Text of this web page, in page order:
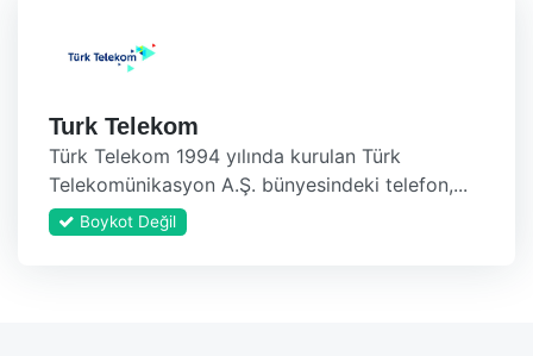
Turk Telekom
Türk Telekom 1994 yılında kurulan Türk
Telekomünikasyon A.Ş. bünyesindeki telefon,...
Boykot Değil